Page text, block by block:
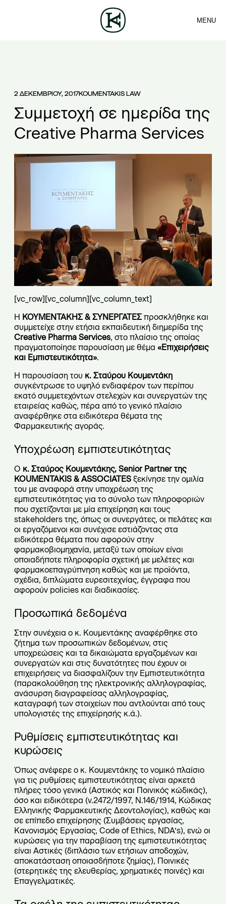
ΕΠΙΚΟΙΝΩΝΙΑ
MENU
2 ΔΕΚΕΜΒΡΙΟΥ, 2017KOUMENTAKIS LAW
Συμμετοχή σε ημερίδα της
Creative Pharma Services
[vc_row][vc_column][vc_column_text]
Η ΚΟΥΜΕΝΤΑΚΗΣ & ΣΥΝΕΡΓΑΤΕΣ προσκλήθηκε και
συμμετείχε στην ετήσια εκπαιδευτική διημερίδα της
Creative Pharma Services, στο πλαίσιο της οποίας
πραγματοποίησε παρουσίαση με θέμα «Επιχειρήσεις
και Εμπιστευτικότητα».
Η παρουσίαση του κ. Σταύρου Κουμεντάκη
συγκέντρωσε το υψηλό ενδιαφέρον των περίπου
εκατό συμμετεχόντων στελεχών και συνεργατών της
εταιρείας καθώς, πέρα από το γενικό πλαίσιο
αναφέρθηκε στα ειδικότερα θέματα της
Φαρμακευτικής αγοράς.
Υποχρέωση εμπιστευτικότητας
Ο κ. Σταύρος Κουμεντάκης, Senior Partner της
KOUMENTAKIS & ASSOCIATES ξεκίνησε την ομιλία
του με αναφορά στην υποχρέωση της
εμπιστευτικότητας για το σύνολο των πληροφοριών
που σχετίζονται με μία επιχείρηση και τους
stakeholders της, όπως οι συνεργάτες, οι πελάτες και
οι εργαζόμενοι και συνέχισε εστιάζοντας στα
ειδικότερα θέματα που αφορούν στην
φαρμακοβιομηχανία, μεταξύ των οποίων είναι
οποιαδήποτε πληροφορία σχετική με μελέτες και
φαρμακοεπαγρύπνηση καθώς και με προϊόντα,
σχέδια, διπλώματα ευρεσιτεχνίας, έγγραφα που
αφορούν policies και διαδικασίες.
Προσωπικά δεδομένα
Στην συνέχεια ο κ. Κουμεντάκης αναφέρθηκε στο
ζήτημα των προσωπικών δεδομένων, στις
υποχρεώσεις και τα δικαιώματα εργαζομένων και
συνεργατών και στις δυνατότητες που έχουν οι
επιχειρήσεις να διασφαλίζουν την Εμπιστευτικότητα
(παρακολούθηση της ηλεκτρονικής αλληλογραφίας,
ανάσυρση διαγραφείσας αλληλογραφίας,
καταγραφή των στοιχείων που αντλούνται από τους
υπολογιστές της επιχείρησής κ.ά.).
Ρυθμίσεις εμπιστευτικότητας και
κυρώσεις
Όπως ανέφερε ο κ. Κουμεντάκης το νομικό πλαίσιο
για τις ρυθμίσεις εμπιστευτικότητας είναι αρκετά
πλήρες τόσο γενικά (Αστικός και Ποινικός κώδικάς),
όσο και ειδικότερα (ν.2472/1997, Ν.146/1914, Κώδικας
Ελληνικής Φαρμακευτικής Δεοντολογίας), καθώς και
σε επίπεδο επιχείρησης (Συμβάσεις εργασίας,
Κανονισμός Εργασίας, Code of Ethics, NDA’s), ενώ οι
κυρώσεις για την παραβίαση της εμπιστευτικότητας
είναι Αστικές (διπλάσιο των ετήσιων αποδοχών,
αποκατάσταση οποιασδήποτε ζημίας), Ποινικές
(στερητικές της ελευθερίας, χρηματικές ποινές) και
Επαγγελματικές.